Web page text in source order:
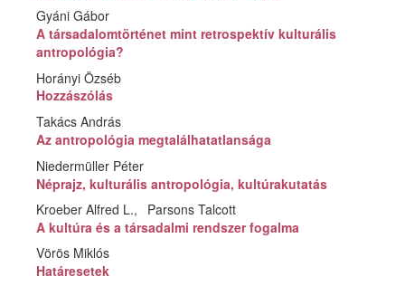
Gyáni Gábor
A társadalomtörténet mint retrospektív kulturális
antropológia?
Horányi Özséb
Hozzászólás
Takács András
Az antropológia megtalálhatatlansága
Niedermüller Péter
Néprajz, kulturális antropológia, kultúrakutatás
Kroeber Alfred L.
Parsons Talcott
A kultúra és a társadalmi rendszer fogalma
Vörös Miklós
Határesetek